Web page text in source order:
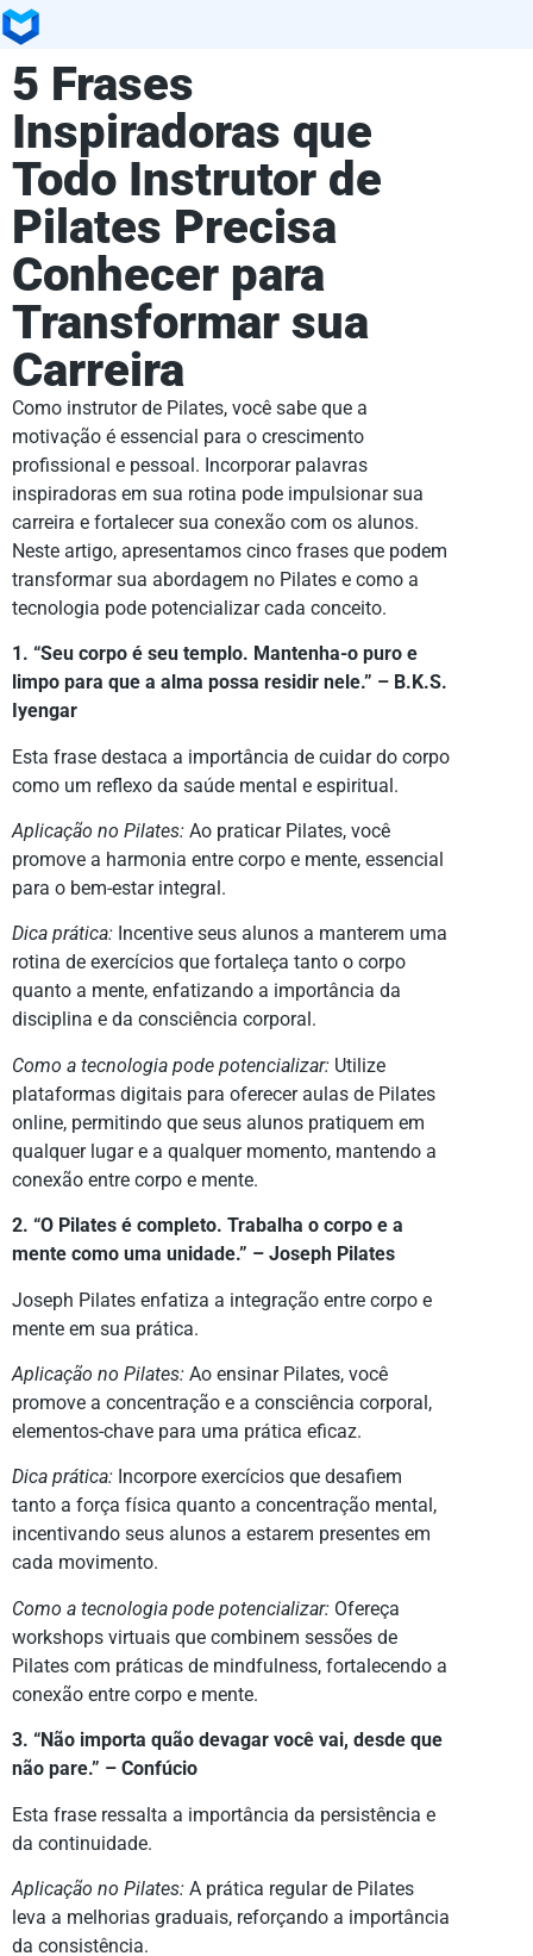
5 Frases
Inspiradoras que
Todo Instrutor de
Pilates Precisa
Conhecer para
Transformar sua
Carreira
Como instrutor de Pilates, você sabe que a
motivação é essencial para o crescimento
profissional e pessoal. Incorporar palavras
inspiradoras em sua rotina pode impulsionar sua
carreira e fortalecer sua conexão com os alunos.
Neste artigo, apresentamos cinco frases que podem
transformar sua abordagem no Pilates e como a
tecnologia pode potencializar cada conceito.
1. “Seu corpo é seu templo. Mantenha-o puro e
limpo para que a alma possa residir nele.” – B.K.S.
Iyengar
Esta frase destaca a importância de cuidar do corpo
como um reflexo da saúde mental e espiritual.
Aplicação no Pilates: Ao praticar Pilates, você
promove a harmonia entre corpo e mente, essencial
para o bem-estar integral.
Dica prática: Incentive seus alunos a manterem uma
rotina de exercícios que fortaleça tanto o corpo
quanto a mente, enfatizando a importância da
disciplina e da consciência corporal.
Como a tecnologia pode potencializar: Utilize
plataformas digitais para oferecer aulas de Pilates
online, permitindo que seus alunos pratiquem em
qualquer lugar e a qualquer momento, mantendo a
conexão entre corpo e mente.
2. “O Pilates é completo. Trabalha o corpo e a
mente como uma unidade.” – Joseph Pilates
Joseph Pilates enfatiza a integração entre corpo e
mente em sua prática.
Aplicação no Pilates: Ao ensinar Pilates, você
promove a concentração e a consciência corporal,
elementos-chave para uma prática eficaz.
Dica prática: Incorpore exercícios que desafiem
tanto a força física quanto a concentração mental,
incentivando seus alunos a estarem presentes em
cada movimento.
Como a tecnologia pode potencializar: Ofereça
workshops virtuais que combinem sessões de
Pilates com práticas de mindfulness, fortalecendo a
conexão entre corpo e mente.
3. “Não importa quão devagar você vai, desde que
não pare.” – Confúcio
Esta frase ressalta a importância da persistência e
da continuidade.
Aplicação no Pilates: A prática regular de Pilates
leva a melhorias graduais, reforçando a importância
da consistência.